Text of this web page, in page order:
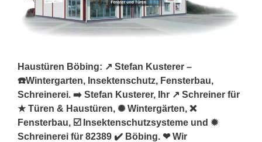
Haustüren Böbing: ↗️ Stefan Kusterer –
☎️Wintergarten, Insektenschutz, Fensterbau,
Schreinerei. ➡️ Stefan Kusterer, Ihr ↗️ Schreiner für
★ Türen & Haustüren, ✺ Wintergärten, ❌
Fensterbau, ☑️ Insektenschutzsysteme und ✹
Schreinerei für 82389 ✔️ Böbing. ❤ Wir